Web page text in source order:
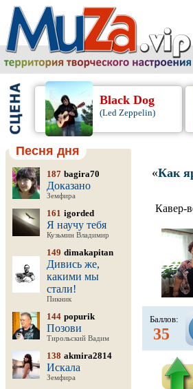
Black Dog
(Led Zeppelin)
Песня дня
187 bagira70
Доказано
Земфира
161 igorded
Я научу тебя
Кузьмин Владимир
149 dimakapitan
Дивись же,
какими мы
стали!
Пикник
144 popurik
Позови
Тирольский Вадим
138 akmira2814
Искала
Земфира
«Как
Кавер-
Баллов:
35